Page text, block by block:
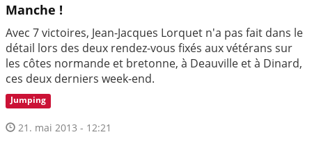
Manche !
Avec 7 victoires, Jean-Jacques Lorquet n'a pas fait dans le
détail lors des deux rendez-vous fixés aux vétérans sur
les côtes normande et bretonne, à Deauville et à Dinard,
ces deux derniers week-end.
Jumping
21. mai 2013 - 12:21